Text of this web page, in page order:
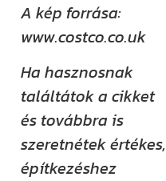
A kép forrása:
www.costco.co.uk
Ha hasznosnak
találtátok a cikket
és továbbra is
szeretnétek értékes,
építkezéshez